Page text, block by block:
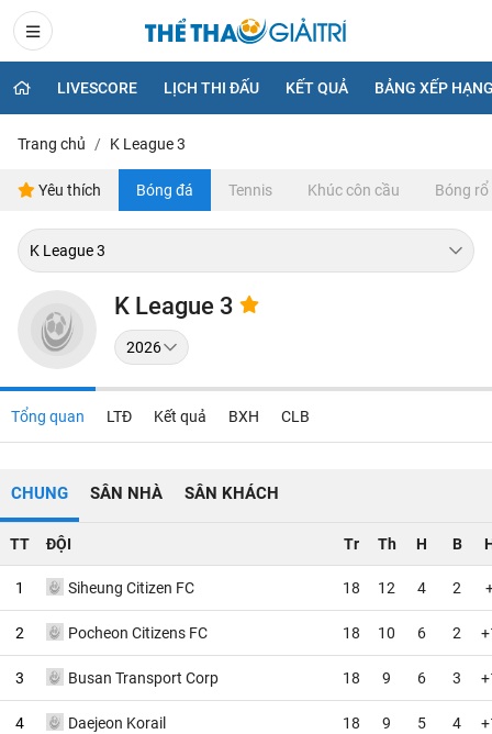
LIVESCORE LỊCH THI ĐẤU KẾT QUẢ BẢNG XẾP
Trang chủ K League 3
Yêu thích Bóng đá Tennis Khúc côn cầu Bóng rổ
K League 3
Tổng quan LTĐ Kết quả BXH CLB
CHUNG SÂN NHÀ SÂN KHÁCH
TT ĐỘI Tr Th H B
1 Siheung Citizen FC 18 12 4 2
2 Pocheon Citizens FC 18 10 6 2
3 Busan Transport Corp 18 9 6 3
4 Daejeon Korail 18 9 5 4